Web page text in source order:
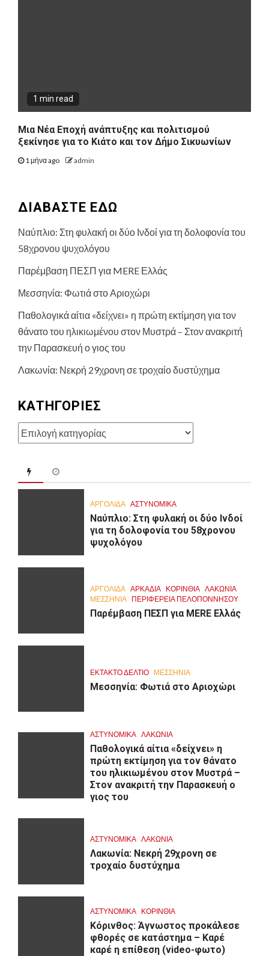
1 min read
Μια Νέα Εποχή ανάπτυξης και πολιτισμού
ξεκίνησε για το Κιάτο και τον Δήμο Σικυωνίων
1 μήνα ago admin
ΔΙΑΒΑΣΤΕ ΕΔΩ
Ναύπλιο: Στη φυλακή οι δύο Ινδοί για τη δολοφονία του
58χρονου ψυχολόγου
Παρέμβαση ΠΕΣΠ για MERE Ελλάς
Μεσσηνία: Φωτιά στο Αριοχώρι
Παθολογικά αίτια «δείχνει» η πρώτη εκτίμηση για τον
θάνατο του ηλικιωμένου στον Μυστρά – Στον ανακριτή
την Παρασκευή ο γιος του
Λακωνία: Νεκρή 29χρονη σε τροχαίο δυστύχημα
KΑΤΗΓΟΡΊΕΣ
Kατηγορίες
ΑΡΓΟΛΙΔΑ ΑΣΤΥΝΟΜΙΚΑ
Ναύπλιο: Στη φυλακή οι δύο Ινδοί
για τη δολοφονία του 58χρονου
ψυχολόγου
ΑΡΓΟΛΙΔΑ ΑΡΚΑΔΊΑ ΚΟΡΙΝΘΊΑ ΛΑΚΩΝΙΑ
ΜΕΣΣΗΝΙΑ ΠΕΡΙΦΈΡΕΙΑ ΠΕΛΟΠΟΝΝΉΣΟΥ
Παρέμβαση ΠΕΣΠ για MERE Ελλάς
ΕΚΤΑΚΤΟ ΔΕΛΤΙΟ ΜΕΣΣΗΝΙΑ
Μεσσηνία: Φωτιά στο Αριοχώρι
ΑΣΤΥΝΟΜΙΚΑ ΛΑΚΩΝΙΑ
Παθολογικά αίτια «δείχνει» η
πρώτη εκτίμηση για τον θάνατο
του ηλικιωμένου στον Μυστρά –
Στον ανακριτή την Παρασκευή ο
γιος του
ΑΣΤΥΝΟΜΙΚΑ ΛΑΚΩΝΙΑ
Λακωνία: Νεκρή 29χρονη σε
τροχαίο δυστύχημα
ΑΣΤΥΝΟΜΙΚΑ ΚΟΡΙΝΘΊΑ
Κόρινθος: Άγνωστος προκάλεσε
φθορές σε κατάστημα – Καρέ
καρέ η επίθεση (video-φωτο)